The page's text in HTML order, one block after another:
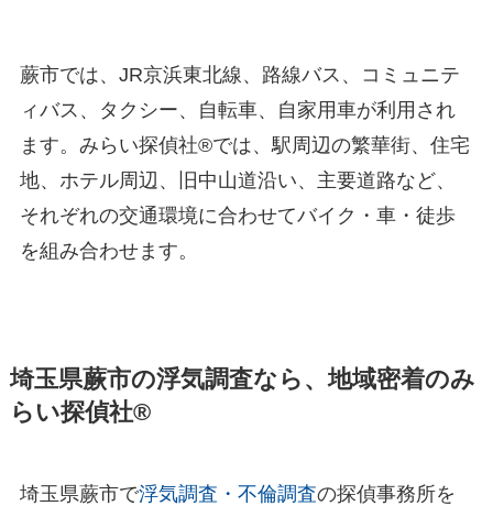
蕨市では、JR京浜東北線、路線バス、コミュニテ
ィバス、タクシー、自転車、自家用車が利用され
ます。みらい探偵社®︎では、駅周辺の繁華街、住宅
地、ホテル周辺、旧中山道沿い、主要道路など、
それぞれの交通環境に合わせてバイク・車・徒歩
を組み合わせます。
埼玉県蕨市の浮気調査なら、地域密着のみ
らい探偵社®︎
埼玉県蕨市で浮気調査・不倫調査の探偵事務所を